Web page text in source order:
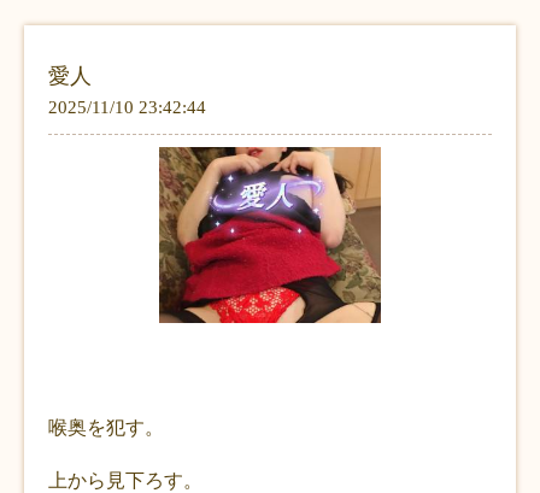
愛人
2025/11/10 23:42:44
喉奥を犯す。
上から見下ろす。